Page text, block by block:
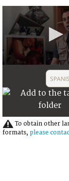
2
seconds
To obtain other
formats, please